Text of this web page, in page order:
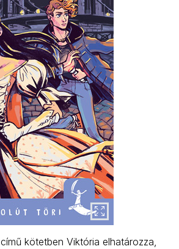
című kötetben Viktória elhatározza,